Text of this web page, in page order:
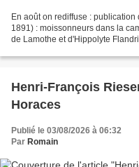
En août on rediffuse :
1891) : moissonneurs dans la
de Lamothe et d'Hippolyte
Henri-François
Horaces
Publié le 03/08/2026 à 06:32
Par Romain